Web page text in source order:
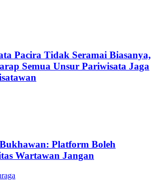
Pacira Tidak Seramai Biasanya,
Semua Unsur Pariwisata Jaga
Platform Boleh
Wartawan Jangan